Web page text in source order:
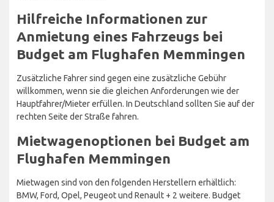
Hilfreiche Informationen zur
Anmietung eines Fahrzeugs bei
Budget am Flughafen Memmingen
Zusätzliche Fahrer sind gegen eine zusätzliche Gebühr
willkommen, wenn sie die gleichen Anforderungen wie der
Hauptfahrer/Mieter erfüllen. In Deutschland sollten Sie auf der
rechten Seite der Straße fahren.
Mietwagenoptionen bei Budget am
Flughafen Memmingen
Mietwagen sind von den folgenden Herstellern erhältlich:
BMW, Ford, Opel, Peugeot und Renault + 2 weitere. Budget